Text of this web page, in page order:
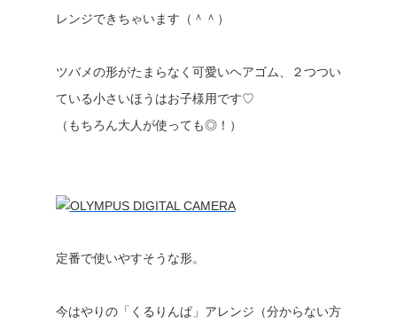
レンジできちゃいます（＾＾）
ツバメの形がたまらなく可愛いヘアゴム、２つつい
ている小さいほうはお子様用です♡
（もちろん大人が使っても◎！）
定番で使いやすそうな形。
今はやりの「くるりんぱ」アレンジ（分からない方